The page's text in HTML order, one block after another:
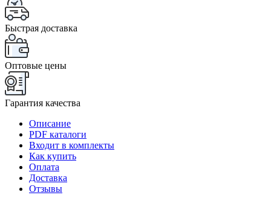
Быстрая доставка
Оптовые цены
Гарантия качества
Описание
PDF каталоги
Входит в комплекты
Как купить
Оплата
Доставка
Отзывы